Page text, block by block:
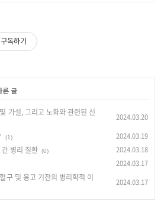
구독하기
른 글
가설, 그리고 노화와 관련된 신
2024.03.20
(1) 2024.03.19
병리 질환 (0) 2024.03.18
2024.03.17
구 및 응고 기전의 병리학적 이
2024.03.17